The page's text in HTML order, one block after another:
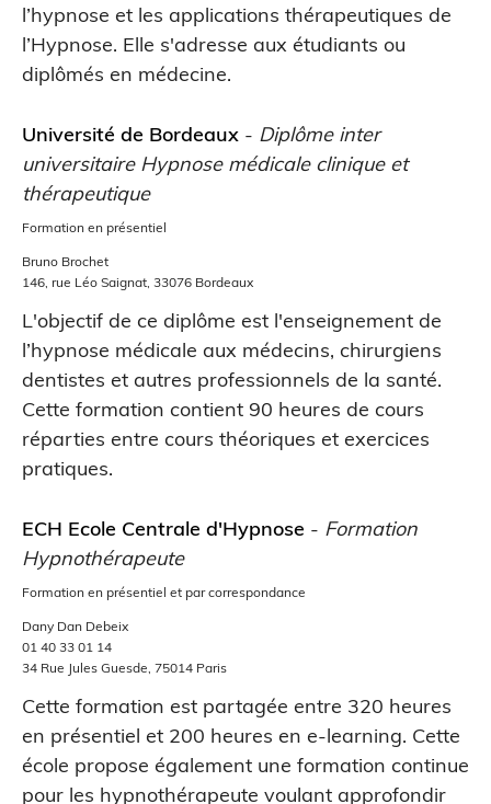
l’hypnose et les applications thérapeutiques de
l’Hypnose. Elle s'adresse aux étudiants ou
diplômés en médecine.
Université de Bordeaux - Diplôme inter
universitaire Hypnose médicale clinique et
thérapeutique
Formation en présentiel
Bruno Brochet
146, rue Léo Saignat, 33076 Bordeaux
L'objectif de ce diplôme est l'enseignement de
l’hypnose médicale aux médecins, chirurgiens
dentistes et autres professionnels de la santé.
Cette formation contient 90 heures de cours
réparties entre cours théoriques et exercices
pratiques.
ECH Ecole Centrale d'Hypnose - Formation
Hypnothérapeute
Formation en présentiel et par correspondance
Dany Dan Debeix
01 40 33 01 14
34 Rue Jules Guesde, 75014 Paris
Cette formation est partagée entre 320 heures
en présentiel et 200 heures en e-learning. Cette
école propose également une formation continue
pour les hypnothérapeute voulant approfondir